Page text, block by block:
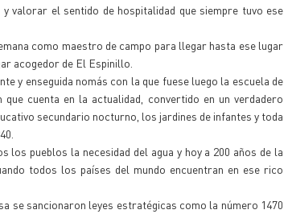
valorar el sentido de hospitalidad que siempre tuvo ese
como maestro de campo para llegar hasta ese lugar
acogedor de El Espinillo.
y enseguida nomás con la que fuese luego la escuela de
cuenta en la actualidad, convertido en un verdadero
secundario nocturno, los jardines de infantes y toda
pueblos la necesidad del agua y hoy a 200 años de la
todos los países del mundo encuentran en ese rico
se sancionaron leyes estratégicas como la número 1470